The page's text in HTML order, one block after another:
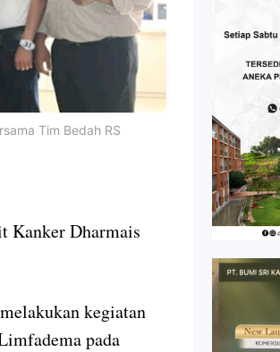
Tim Bedah RS
Kanker Dharmais
kegiatan
pada